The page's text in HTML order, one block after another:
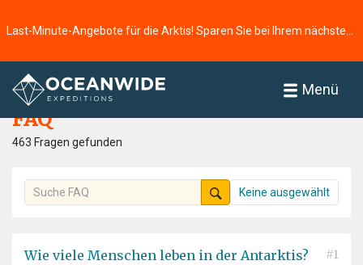
Menü
Startseite
FAQ
463 Fragen gefunden
Keine ausgewählt
Wie viele Menschen leben in der Antarktis? #1